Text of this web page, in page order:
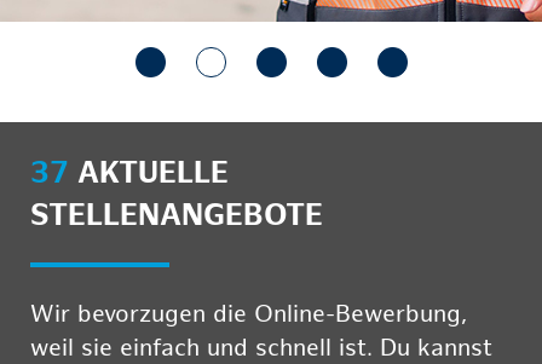
37 AKTUELLE
STELLENANGEBOTE
Wir bevorzugen die Online-Bewerbung,
weil sie einfach und schnell ist. Du kannst